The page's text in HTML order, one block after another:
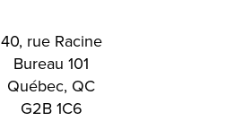
40, rue Racine
Bureau 101
Québec, QC
G2B 1C6